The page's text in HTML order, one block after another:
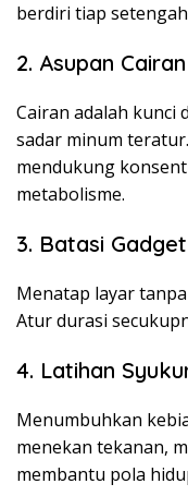
berdiri tiap
2. Asupan
Cairan adalah kunci
sadar minum
mendukung
metabolisme.
3. Batasi Gadget
Menatap layar
Atur durasi
4. Latihan
Menumbuhkan
menekan tekanan,
membantu pola